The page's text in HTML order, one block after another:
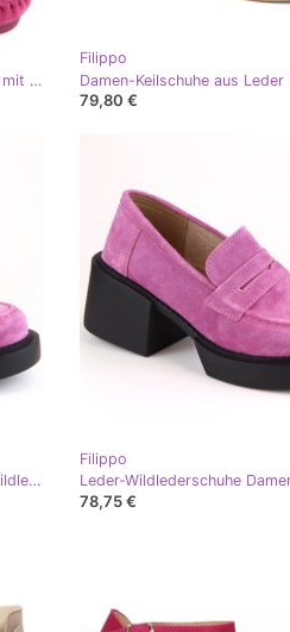
Filippo W PAW506B Wildleder-Loafer mit Fransen, Fuchsia rosa
Filippo
79,80 €
Hochhackige Loafer aus Leder und Wildleder Filippo W PAW403C fuchsia rosa
Filippo
78,75 €